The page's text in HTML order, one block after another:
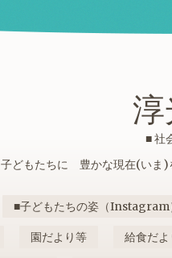
■ 社
子どもたちに 豊かな現在(い
■子どもたちの姿（Instagram
園だより等 給食だ